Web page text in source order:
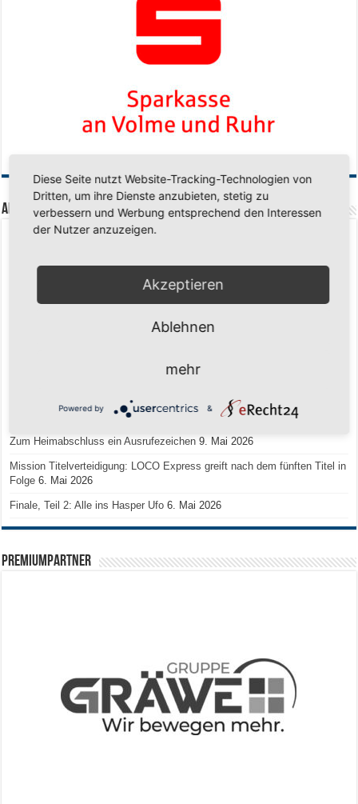
Aktuelle Beiträge
Senioren-Training in den Sommerferien – wir bleiben fit!
Schuljahr geschafft – Sommerferien, wir kommen! 17. Juli 2026
Team LOCO Germany wird Vize-Europameister 2026
Regionalliga-Meister SV Haspe 70 12. Mai 2026
Historischer Triumph in Langen: Ü45 krönt sich zum fünften Mal in Folge
zum Deutschen Meister 11. Mai 2026
Zum Heimabschluss ein Ausrufezeichen 9. Mai 2026
Mission Titelverteidigung: LOCO Express greift nach dem fünften Titel in
Folge 6. Mai 2026
Finale, Teil 2: Alle ins Hasper Ufo 6. Mai 2026
PREMIUMPARTNER
Diese Seite nutzt Website-Tracking-Technologien von
Dritten, um ihre Dienste anzubieten, stetig zu
verbessern und Werbung entsprechend den Interessen
der Nutzer anzuzeigen.
Akzeptieren
Ablehnen
mehr
Powered by &